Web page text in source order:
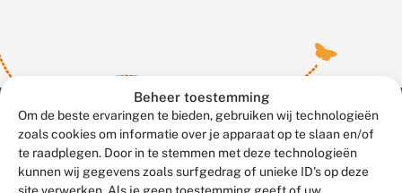
Beheer toestemming
Om de beste ervaringen te bieden, gebruiken wij technologieën
zoals cookies om informatie over je apparaat op te slaan en/of
te raadplegen. Door in te stemmen met deze technologieën
kunnen wij gegevens zoals surfgedrag of unieke ID's op deze
site verwerken. Als je geen toestemming geeft of uw
Meld waarnemingen© 2026 Vlinderstichting
Duurzaam ontwikkeld door
Go2People
, ontworpen door